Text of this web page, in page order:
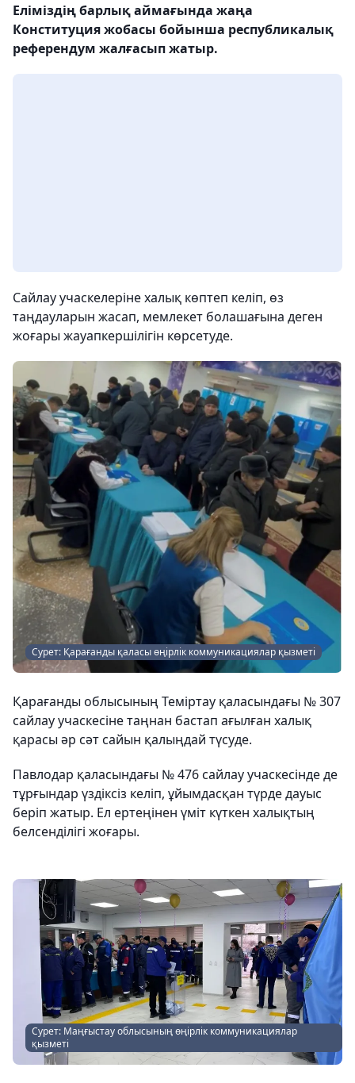
Еліміздің барлық аймағында жаңа
Конституция жобасы бойынша республикалық
референдум жалғасып жатыр.
Сайлау учаскелеріне халық көптеп келіп, өз
таңдауларын жасап, мемлекет болашағына деген
жоғары жауапкершілігін көрсетуде.
Сурет: Қарағанды қаласы өңірлік коммуникациялар қызметі
Қарағанды облысының Теміртау қаласындағы № 307
сайлау учаскесіне таңнан бастап ағылған халық
қарасы әр сәт сайын қалыңдай түсуде.
Павлодар қаласындағы № 476 сайлау учаскесінде де
тұрғындар үздіксіз келіп, ұйымдасқан түрде дауыс
беріп жатыр. Ел ертеңінен үміт күткен халықтың
белсенділігі жоғары.
Сурет: Маңғыстау облысының өңірлік коммуникациялар
қызметі